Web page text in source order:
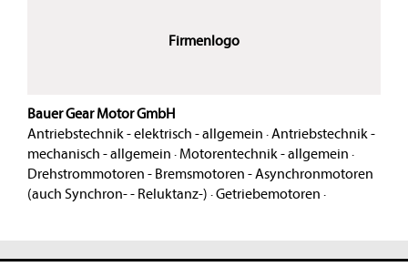
Firmenlogo
Bauer Gear Motor GmbH
Antriebstechnik - elektrisch - allgemein ·Antriebstechnik -
mechanisch - allgemein · Motorentechnik - allgemein ·
Drehstrommotoren - Bremsmotoren - Asynchronmotoren
(auch Synchron- - Reluktanz-) ·Getriebemotoren ·